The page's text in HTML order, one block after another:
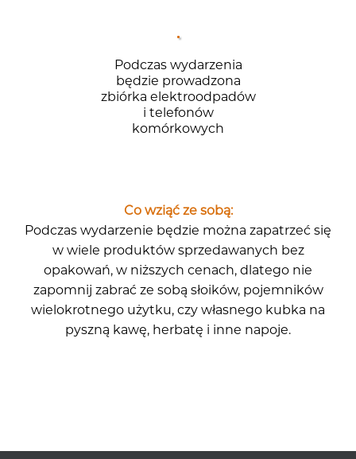
Podczas wydarzenia
będzie prowadzona
zbiórka elektroodpadów
i telefonów
komórkowych
Co wziąć ze sobą:
Podczas wydarzenie będzie można zapatrzeć się
w wiele produktów sprzedawanych bez
opakowań, w niższych cenach, dlatego nie
zapomnij zabrać ze sobą słoików, pojemników
wielokrotnego użytku, czy własnego kubka na
pyszną kawę, herbatę i inne napoje.